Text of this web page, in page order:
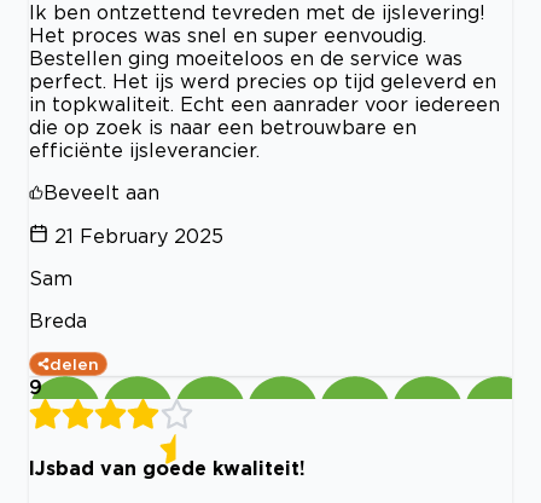
Ik ben ontzettend tevreden met de ijslevering!
Het proces was snel en super eenvoudig.
Bestellen ging moeiteloos en de service was
perfect. Het ijs werd precies op tijd geleverd en
in topkwaliteit. Echt een aanrader voor iedereen
die op zoek is naar een betrouwbare en
efficiënte ijsleverancier.
Beveelt aan
21 February 2025
Sam
Breda
delen
9
IJsbad van goede kwaliteit!